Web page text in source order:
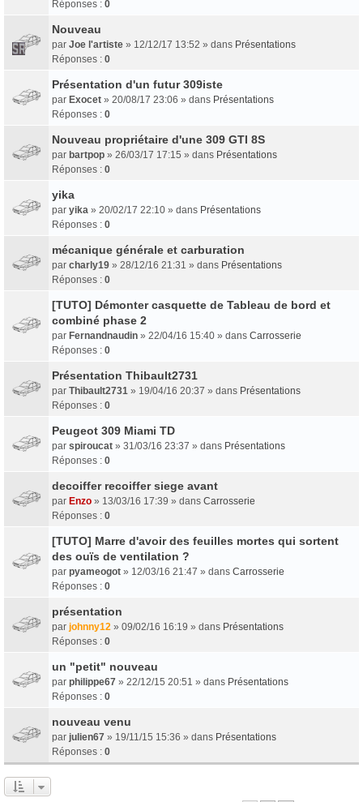
Réponses : 0
Nouveau
par Joe l'artiste » 12/12/17 13:52 » dans Présentations
Réponses : 0
Présentation d'un futur 309iste
par Exocet » 20/08/17 23:06 » dans Présentations
Réponses : 0
Nouveau propriétaire d'une 309 GTI 8S
par bartpop » 26/03/17 17:15 » dans Présentations
Réponses : 0
yika
par yika » 20/02/17 22:10 » dans Présentations
Réponses : 0
mécanique générale et carburation
par charly19 » 28/12/16 21:31 » dans Présentations
Réponses : 0
[TUTO] Démonter casquette de Tableau de bord et
combiné phase 2
par Fernandnaudin » 22/04/16 15:40 » dans Carrosserie
Réponses : 0
Présentation Thibault2731
par Thibault2731 » 19/04/16 20:37 » dans Présentations
Réponses : 0
Peugeot 309 Miami TD
par spiroucat » 31/03/16 23:37 » dans Présentations
Réponses : 0
decoiffer recoiffer siege avant
par Enzo » 13/03/16 17:39 » dans Carrosserie
Réponses : 0
[TUTO] Marre d'avoir des feuilles mortes qui sortent
des ouïs de ventilation ?
par pyameogot » 12/03/16 21:47 » dans Carrosserie
Réponses : 0
présentation
par johnny12 » 09/02/16 16:19 » dans Présentations
Réponses : 0
un "petit" nouveau
par philippe67 » 22/12/15 20:51 » dans Présentations
Réponses : 0
nouveau venu
par julien67 » 19/11/15 15:36 » dans Présentations
Réponses : 0